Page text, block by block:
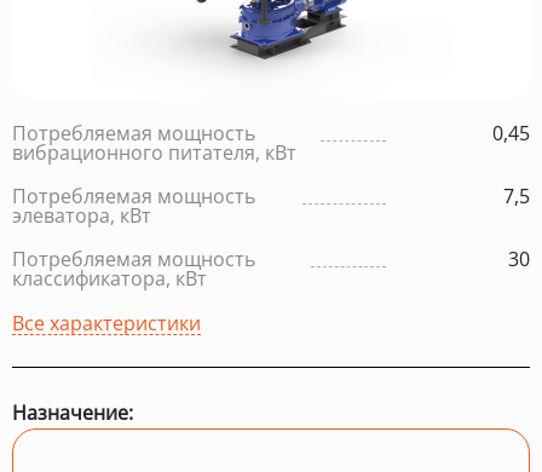
Потребляемая мощность
вибрационного питателя, кВт
0,45
Потребляемая мощность
элеватора, кВт
7,5
Потребляемая мощность
классификатора, кВт
30
Все характеристики
Назначение: